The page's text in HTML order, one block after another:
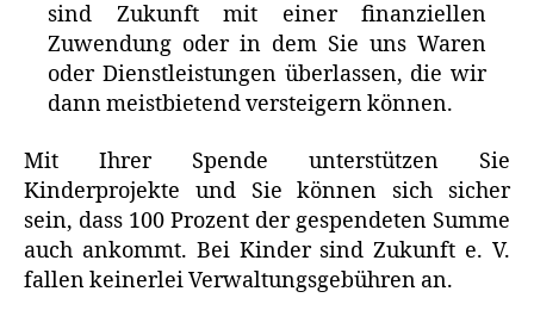
sind Zukunft mit einer finanziellen
Zuwendung oder in dem Sie uns Waren
oder Dienstleistungen überlassen, die wir
dann meistbietend versteigern können.
Mit Ihrer Spende unterstützen Sie
Kinderprojekte und Sie können sich sicher
sein, dass 100 Prozent der gespendeten Summe
auch ankommt. Bei Kinder sind Zukunft e. V.
fallen keinerlei Verwaltungsgebühren an.